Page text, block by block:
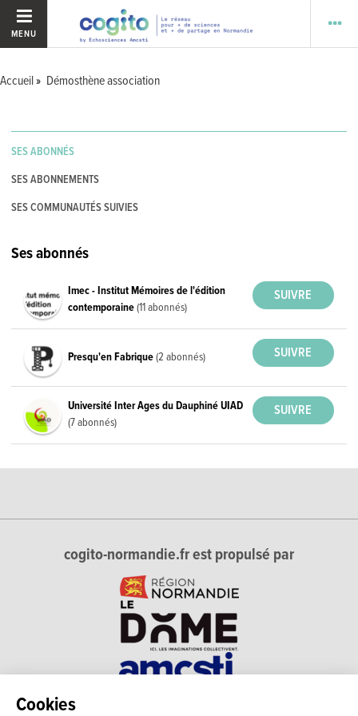
Cookies
MENU
Accueil Démosthène association
SES ABONNÉS
SES ABONNEMENTS
SES COMMUNAUTÉS SUIVIES
Ses abonnés
Imec - Institut Mémoires de l'édition
contemporaine(11 abonnés)
Presqu'en Fabrique(2 abonnés)
Université Inter Ages du Dauphiné UIAD
(7 abonnés)
cogito-normandie.fr est propulsé par